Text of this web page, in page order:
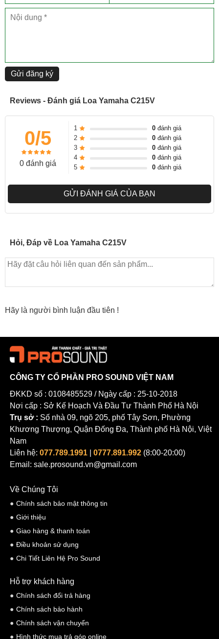
Gửi đăng ký
Reviews - Đánh giá Loa Yamaha C215V
0/5
0 đánh giá
1 0đánh giá
2
0đánh giá
3
0đánh giá
4
0đánh giá
5
0đánh giá
GỬI ĐÁNH GIÁ CỦA BẠN
Hỏi, Đáp về Loa Yamaha C215V
Hãy là người bình luận đầu tiên !
CÔNG TY CỔ PHẦN PRO SOUND VIỆT NAM
ĐKKD số : 0108485529 / Ngày cấp : 25-10-2018
Nơi cấp : Sở Kế Hoạch Và Đầu Tư Thành Phố Hà Nội
Trụ sở : Số nhà 09, ngõ 205, phố Tây Sơn, Phường
Khương Thượng, Quận Đống Đa, Thành phố Hà Nội, Việt
Nam
Liên hệ: 077.789.1991 0777.891.992 (8:00-20:00)
Email: sale.prosound.vn@gmail.com
Về Chúng Tôi
Chính sách bảo mật thông tin
Giới thiệu
Giao hàng & thanh toán
Điều khoản sử dụng
Chi Tiết Liên Hệ Pro Sound
Hỗ trợ khách hàng
Chính sách đổi trả hàng
Chính sách bảo hành
Chính sách vận chuyển
Hình thức mua trả góp online